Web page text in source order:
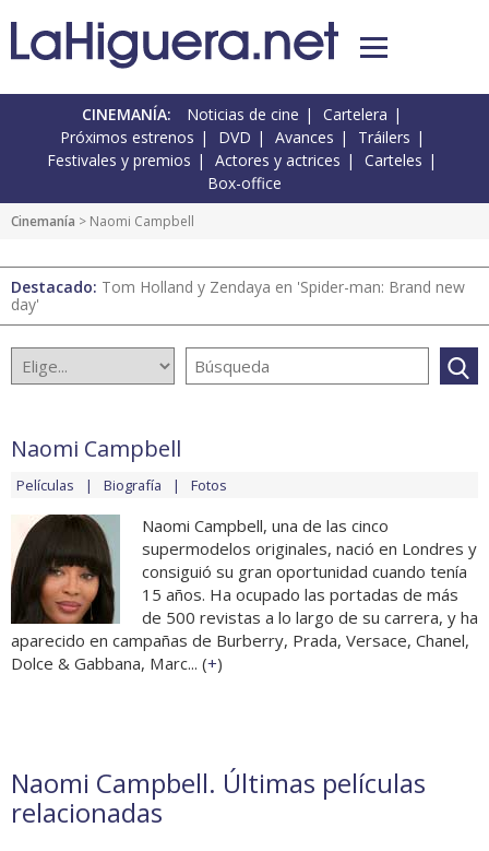
CINEMANÍA: Noticias de cine
Cartelera
Próximos estrenos
DVD Avances
Tráilers
Festivales y premios
Actores y actrices
Carteles
Box-office
Cinemanía > Naomi Campbell
Destacado: Tom Holland y Zendaya en 'Spider-man: Brand new
day'
Naomi Campbell
Películas Biografía Fotos
Naomi Campbell, una de las cinco
supermodelos originales, nació en Londres y
consiguió su gran oportunidad cuando tenía
15 años. Ha ocupado las portadas de más
de 500 revistas a lo largo de su carrera, y ha
aparecido en campañas de Burberry, Prada, Versace, Chanel,
Dolce & Gabbana, Marc... (+)
Naomi Campbell. Últimas películas
relacionadas